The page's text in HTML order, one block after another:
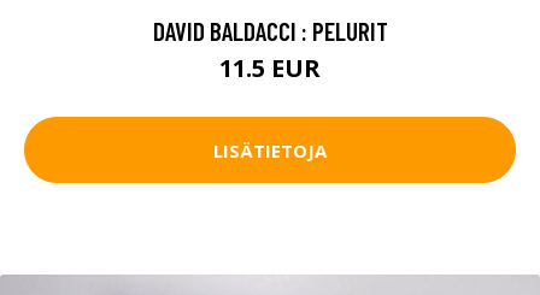
DAVID BALDACCI : PELURIT
11.5 EUR
LISÄTIETOJA